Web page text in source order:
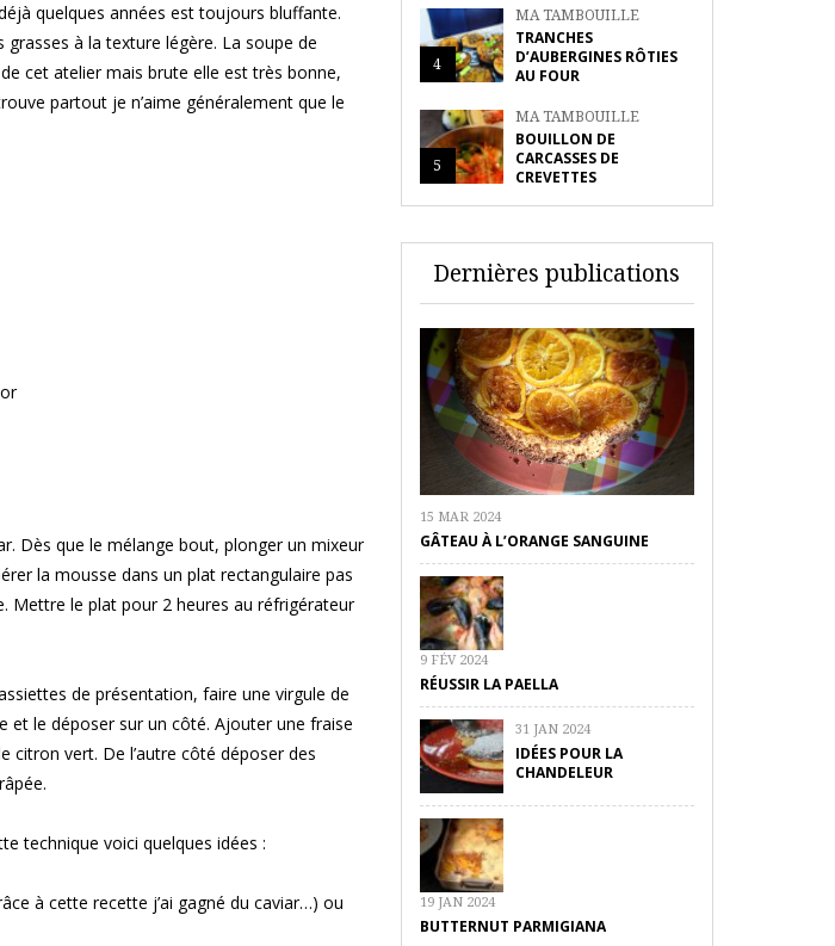
quelques années est toujours bluffante.
à la texture légère. La soupe de
cet atelier mais brute elle est très bonne,
partout je n’aime généralement que le
Dès que le mélange bout, plonger un mixeur
la mousse dans un plat rectangulaire pas
Mettre le plat pour 2 heures au réfrigérateur
de présentation, faire une virgule de
et le déposer sur un côté. Ajouter une fraise
citron vert. De l’autre côté déposer des
technique voici quelques idées :
à cette recette j’ai gagné du caviar…) ou
4
MA TAMBOUILLE
TRANCHES
D’AUBERGINES RÔTIES
AU FOUR
5
MA TAMBOUILLE
BOUILLON DE
CARCASSES DE
CREVETTES
Dernières publications
15 MAR 2024
GÂTEAU À L’ORANGE SANGUINE
9 FÉV 2024
RÉUSSIR LA PAELLA
31 JAN 2024
IDÉES POUR LA
CHANDELEUR
19 JAN 2024
BUTTERNUT PARMIGIANA